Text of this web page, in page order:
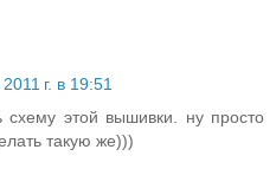
г. в 19:51
этой вышивки. ну просто
такую же)))